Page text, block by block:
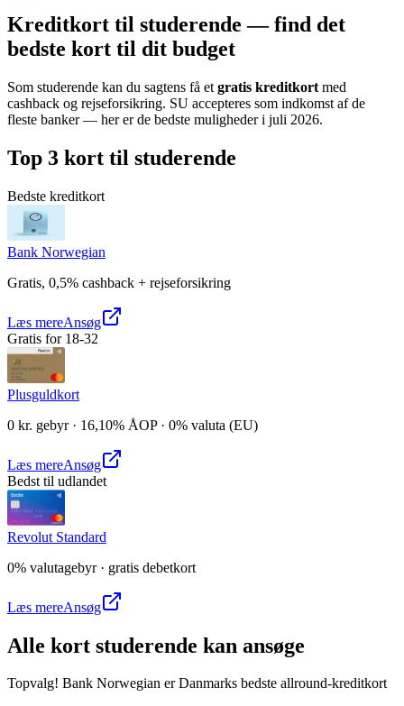
Kreditkort til studerende — find det
bedste kort til dit budget
Som studerende kan du sagtens få et gratis kreditkort med
cashback og rejseforsikring. SU accepteres som indkomst af de
fleste banker — her er de bedste muligheder i juli 2026.
Top 3 kort til studerende
Bedste kreditkort
Bank Norwegian
Gratis, 0,5% cashback + rejseforsikring
Læs mereAnsøg
Gratis for 18-32
Plusguldkort
0 kr. gebyr · 16,10% ÅOP · 0% valuta (EU)
Læs mereAnsøg
Bedst til udlandet
Revolut Standard
0% valutagebyr · gratis debetkort
Læs mereAnsøg
Alle kort studerende kan ansøge
Topvalg! Bank Norwegian er Danmarks bedste allround-kreditkort